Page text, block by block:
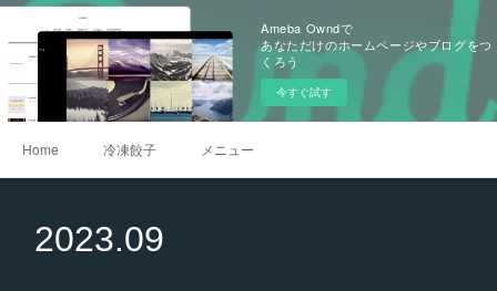
Ameba Owndで
あなただけのホームページやブログをつ
くろう
今すぐ試す
Home 冷凍餃子 メニュー
2023.09